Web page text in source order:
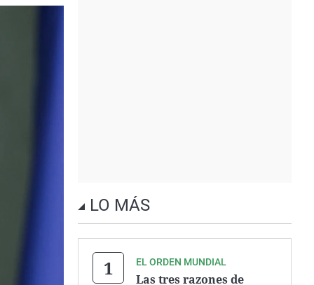
LO MÁS
EL ORDEN MUNDIAL
Las tres razones de